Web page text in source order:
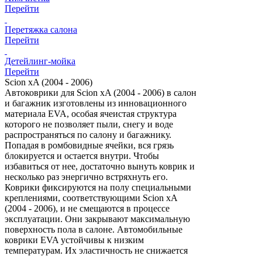
Перейти
Перетяжка салона
Перейти
Детейлинг-мойка
Перейти
Scion xA (2004 - 2006)
Автоковрики для Scion xA (2004 - 2006) в салон
и багажник изготовлены из инновационного
материала EVA, особая ячеистая структура
которого не позволяет пыли, снегу и воде
распространяться по салону и багажнику.
Попадая в ромбовидные ячейки, вся грязь
блокируется и остается внутри. Чтобы
избавиться от нее, достаточно вынуть коврик и
несколько раз энергично встряхнуть его.
Коврики фиксируются на полу специальными
креплениями, соответствующими Scion xA
(2004 - 2006), и не смещаются в процессе
эксплуатации. Они закрывают максимальную
поверхность пола в салоне. Автомобильные
коврики EVA устойчивы к низким
температурам. Их эластичность не снижается